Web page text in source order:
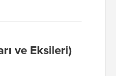
ve Eksileri)